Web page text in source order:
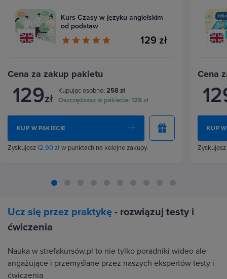
Kurs Czasy w języku angielskim
od podstaw
129 zł
Cena za zakup pakietu
129zł
Kupując osobno: 258 zł
Oszczędzasz w pakiecie:129 zł
KUP W PAKIECIE
Zyskujesz12.90 złw punktach na kolejne zakupy.
Cena
KUP
Zyskujesz
Ucz się przez praktykę - rozwiązuj testy i
ćwiczenia
Nauka w strefakursów.pl to nie tylko poradniki wideo ale
angażujące i przemyślane przez naszych ekspertów testy i
ćwiczenia